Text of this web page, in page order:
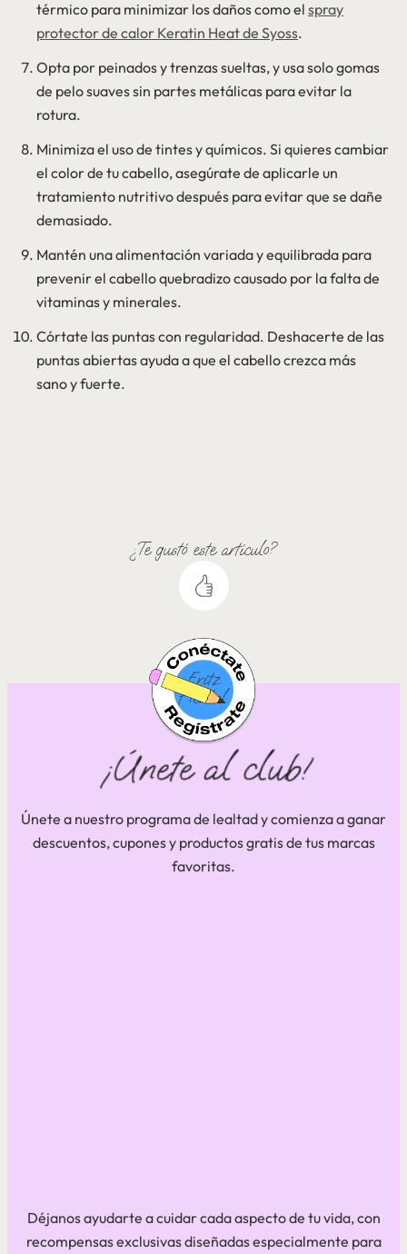
térmico para minimizar los daños como el spray
protector de calor Keratin Heat de Syoss.
Opta por peinados y trenzas sueltas, y usa solo gomas
de pelo suaves sin partes metálicas para evitar la
rotura.
Minimiza el uso de tintes y químicos. Si quieres cambiar
el color de tu cabello, asegúrate de aplicarle un
tratamiento nutritivo después para evitar que se dañe
demasiado.
Mantén una alimentación variada y equilibrada para
prevenir el cabello quebradizo causado por la falta de
vitaminas y minerales.
Córtate las puntas con regularidad. Deshacerte de las
puntas abiertas ayuda a que el cabello crezca más
sano y fuerte.
¿Te gustó este artículo?
Únete a nuestro programa de lealtad y comienza a ganar
descuentos, cupones y productos gratis de tus marcas
favoritas.
Déjanos ayudarte a cuidar cada aspecto de tu vida, con
recompensas exclusivas diseñadas especialmente para